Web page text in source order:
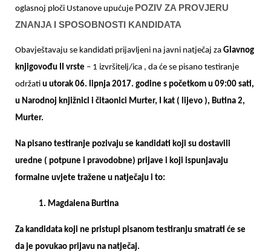
oglasnoj ploči Ustanove upućuje POZIV ZA PROVJERU
ZNANJA I SPOSOBNOSTI KANDIDATA
Obavještavaju se kandidati prijavljeni na javni natječaj za Glavnog
knjigovođu II vrste – 1 izvršitelj/ica , da će se pisano testiranje
održati u utorak 06. lipnja 2017. godine s početkom u 09:00 sati,
u Narodnoj knjižnici i čitaonici Murter, I kat ( lijevo ), Butina 2,
Murter.
Na pisano testiranje pozivaju se kandidati koji su dostavili
uredne ( potpune i pravodobne) prijave i koji ispunjavaju
formalne uvjete tražene u natječaju i to:
1. Magdalena Burtina
Za kandidata koji ne pristupi pisanom testiranju smatrati će se
da je povukao prijavu na natječaj.